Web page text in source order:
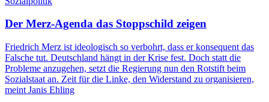
Der Merz-Agenda das Stoppschild zeigen
Friedrich Merz ist ideologisch so verbohrt, dass er konsequent das
Falsche tut. Deutschland hängt in der Krise fest. Doch statt die
Probleme anzugehen, setzt die Regierung nun den Rotstift beim
Sozialstaat an. Zeit für die Linke, den Widerstand zu organisieren,
meint Janis Ehling